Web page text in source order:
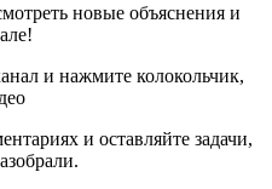
новые объяснения и
и нажмите колокольчик,
и оставляйте задачи,